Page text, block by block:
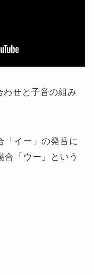
せと子音の組み
「イー」の発音に
合「ウー」という